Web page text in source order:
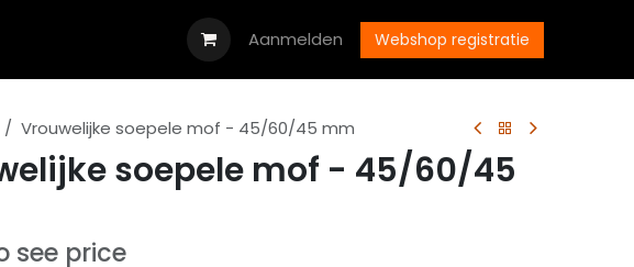
Vacatures Neem contact op met ons
Aanmelden Webshop registratie
Vrouwelijke soepele mof - 45/60/45 mm
soepele mof - 45/60/45
see price